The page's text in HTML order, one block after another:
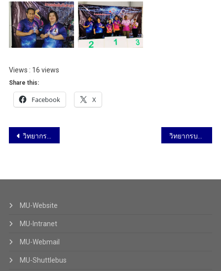
Views : 16 views
Share this:
Facebook X
วิทยากรบรรยายในหัวข้อ การออกแบบหลักสูตรตามแนวทาง Outcome-Based Education (OBE) และการจัดทำผลลัพธ์การเรียนรู้ระดับหลักสูตร (OBE-based Curriculum Design & Development of PLOs) วันที่ 14 และวันที่ 17 กุมภาพันธ์ 2568
MU-Website
MU-Intranet
MU-Webmail
MU-Shuttlebus